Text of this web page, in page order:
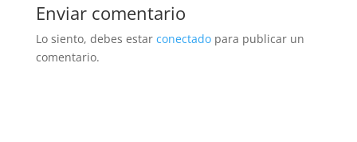
Enviar comentario
Lo siento, debes estar conectadopara publicar un
comentario.